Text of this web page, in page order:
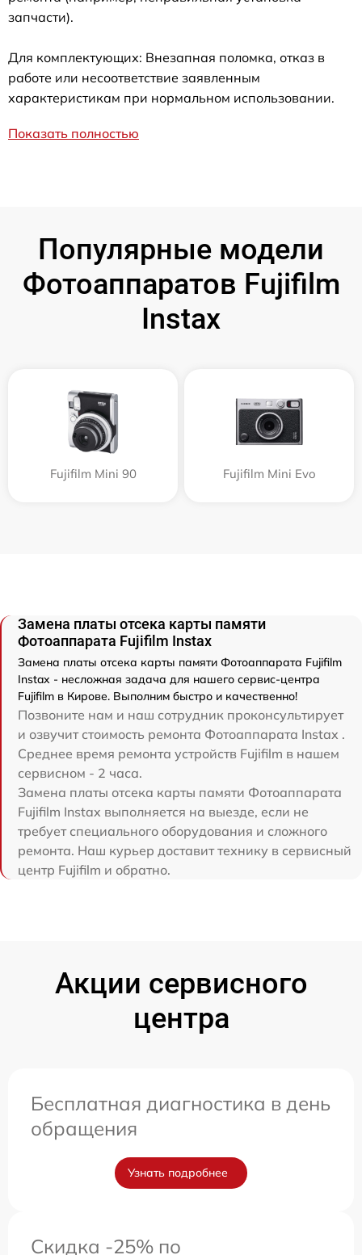
запчасти).
Для комплектующих: Внезапная поломка, отказ в
работе или несоответствие заявленным
характеристикам при нормальном использовании.
Показать полностью
Популярные модели
Фотоаппаратов Fujifilm
Instax
Fujifilm Mini 90 Fujifilm Mini Evo
Замена платы отсека карты памяти
Фотоаппарата Fujifilm Instax
Замена платы отсека карты памяти Фотоаппарата Fujifilm
Instax - несложная задача для нашего сервис-центра
Fujifilm в Кирове. Выполним быстро и качественно!
Позвоните нам и наш сотрудник проконсультирует
и озвучит стоимость ремонта Фотоаппарата Instax .
Среднее время ремонта устройств Fujifilm в нашем
сервисном - 2 часа.
Замена платы отсека карты памяти Фотоаппарата
Fujifilm Instax выполняется на выезде, если не
требует специального оборудования и сложного
ремонта. Наш курьер доставит технику в сервисный
центр Fujifilm и обратно.
Акции сервисного
центра
Бесплатная диагностика в день
обращения
Узнать подробнее
Скидка -25% по